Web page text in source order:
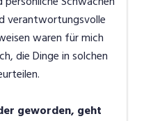
verantwortungsvolle
waren für mich
die Dinge in solchen
geworden, geht